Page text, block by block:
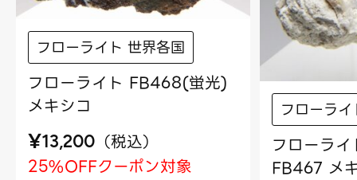
フローライト 世界各国
フローライト FB468(蛍光)
メキシコ
¥13,200 （税込）
25%OFFクーポン対象
フローラ
フローラ
FB467 メ